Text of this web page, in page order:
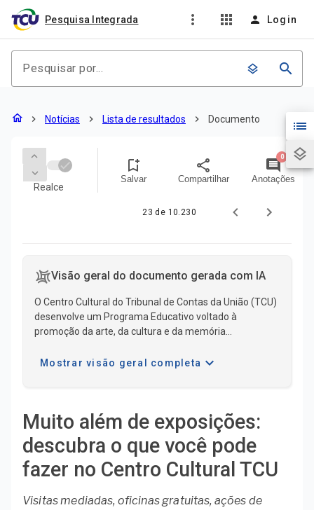
Pesquisa Integrada more_vert apps person Login
layers search
list
layers
Documento
home chevron_right Notícias chevron_right Lista de resultados chevron_right Documento
keyboard_arrow_up
keyboard_arrow_down
Realce
bookmark_add
Salvar
share
Compartilhar
comment0
Anotações
23 de 10.230
Visão geral do documento gerada com IA
O Centro Cultural do Tribunal de Contas da União (TCU)
desenvolve um Programa Educativo voltado à
promoção da arte, da cultura e da memória
espaço fomenta a participação ativa do público,
perfis, com foco na acessibilidade e na democratização
Mostrar visão geral completa expand_more
Muito além de exposições:
descubra o que você pode
fazer no Centro Cultural TCU
Visitas mediadas, oficinas gratuitas, ações de